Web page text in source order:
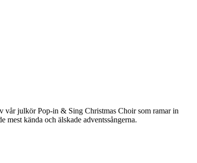
vår julkör Pop-in & Sing Christmas Choir som ramar in
kända och älskade adventssångerna.